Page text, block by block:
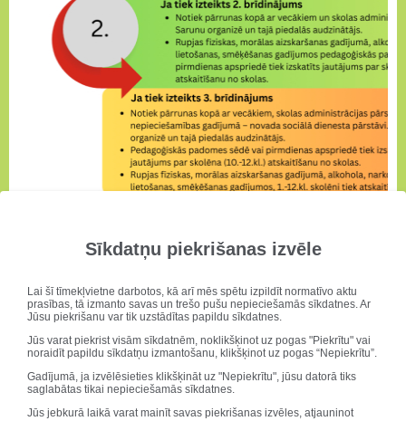
Sīkdatņu piekrišanas izvēle
Lai šī tīmekļvietne darbotos, kā arī mēs spētu izpildīt normatīvo aktu
prasības, tā izmanto savas un trešo pušu nepieciešamās sīkdatnes. Ar
Jūsu piekrišanu var tik uzstādītas papildu sīkdatnes.
Jūs varat piekrist visām sīkdatnēm, noklikšķinot uz pogas "Piekrītu" vai
noraidīt papildu sīkdatņu izmantošanu, klikšķinot uz pogas “Nepiekrītu”.
Gadījumā, ja izvēlēsieties klikšķināt uz "Nepiekrītu", jūsu datorā tiks
saglabātas tikai nepieciešamās sīkdatnes.
Jūs jebkurā laikā varat mainīt savas piekrišanas izvēles, atjauninot